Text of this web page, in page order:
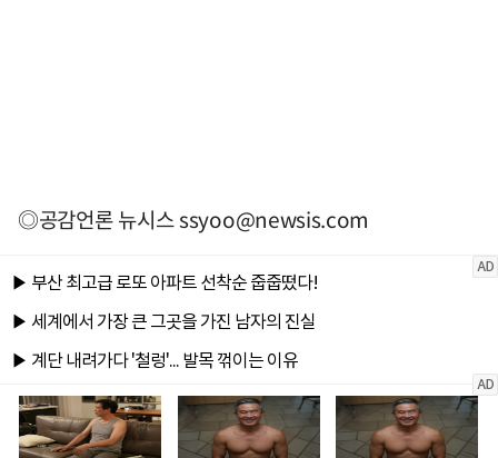
◎공감언론 뉴시스ssyoo@newsis.com